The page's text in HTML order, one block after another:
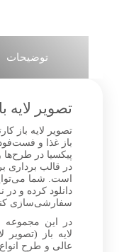
توضیحات
تصویر لایه
تصویر لایه باز
باز غذا و
پیکسیا در
در قالب برداری
دانلود کرده و در
سفارشی‌سازی
در این مجموعه
لایه باز (تصویر
عالی و طرح